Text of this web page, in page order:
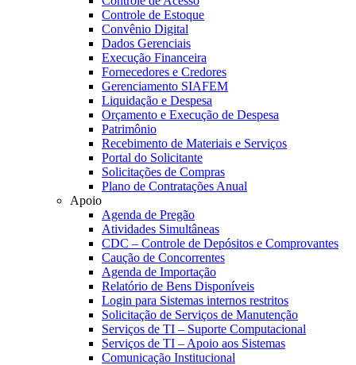
Controle de Estoque
Convênio Digital
Dados Gerenciais
Execução Financeira
Fornecedores e Credores
Gerenciamento SIAFEM
Liquidação e Despesa
Orçamento e Execução de Despesa
Patrimônio
Recebimento de Materiais e Serviços
Portal do Solicitante
Solicitações de Compras
Plano de Contratações Anual
Apoio
Agenda de Pregão
Atividades Simultâneas
CDC – Controle de Depósitos e Comprovantes
Caução de Concorrentes
Agenda de Importação
Relatório de Bens Disponíveis
Login para Sistemas internos restritos
Solicitação de Serviços de Manutenção
Serviços de TI – Suporte Computacional
Serviços de TI – Apoio aos Sistemas
Comunicação Institucional